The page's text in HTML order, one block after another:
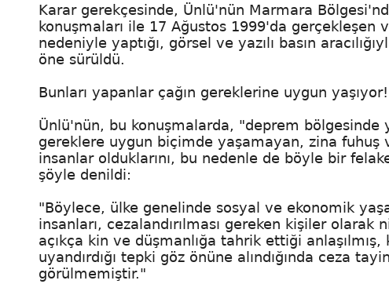
Karar gerekçesinde, Ünlü'nün Marmara
konuşmaları ile 17 Ağustos 1999'da
nedeniyle yaptığı, görsel ve yazılı basın
öne sürüldü.
Bunları yapanlar çağın gereklerine uygun yaşıyor!
Ünlü'nün, bu konuşmalarda, "deprem bölgesinde
gereklere uygun biçimde yaşamayan, zina fuhuş
insanlar olduklarını, bu nedenle de böyle bir
şöyle denildi:
"Böylece, ülke genelinde sosyal ve ekonomik
insanları, cezalandırılması gereken kişiler olarak
açıkça kin ve düşmanlığa tahrik ettiği
uyandırdığı tepki göz önüne alındığında ceza
görülmemiştir."